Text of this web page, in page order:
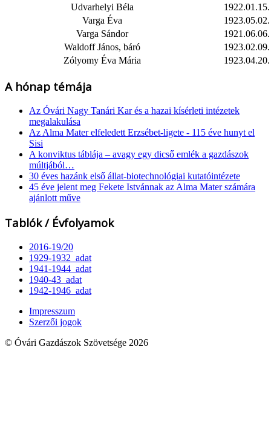
Udvarhelyi Béla
1922.01.15.
Varga Éva
1923.05.02.
Varga Sándor
1921.06.06.
Waldoff János, báró
1923.02.09.
Zólyomy Éva Mária
1923.04.20.
A hónap témája
Az Óvári Nagy Tanári Kar és a hazai kísérleti intézetek
megalakulása
Az Alma Mater elfeledett Erzsébet-ligete - 115 éve hunyt el
Sisi
A konviktus táblája – avagy egy dicső emlék a gazdászok
múltjából…
30 éves hazánk első állat-biotechnológiai kutatóintézete
45 éve jelent meg Fekete Istvánnak az Alma Mater számára
ajánlott műve
Tablók / Évfolyamok
2016-19/20
1929-1932_adat
1941-1944_adat
1940-43_adat
1942-1946_adat
Impresszum
Szerzői jogok
© Óvári Gazdászok Szövetsége 2026